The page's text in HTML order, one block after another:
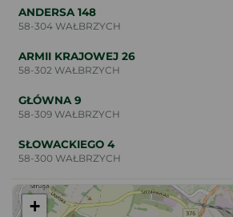
ANDERSA 148
58-304 WAŁBRZYCH
ARMII KRAJOWEJ 26
58-302 WAŁBRZYCH
GŁÓWNA 9
58-309 WAŁBRZYCH
SŁOWACKIEGO 4
58-300 WAŁBRZYCH
+